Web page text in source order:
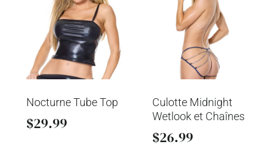
Nocturne Tube Top
$29.99
Culotte Midnight
Wetlook et Chaînes
$26.99